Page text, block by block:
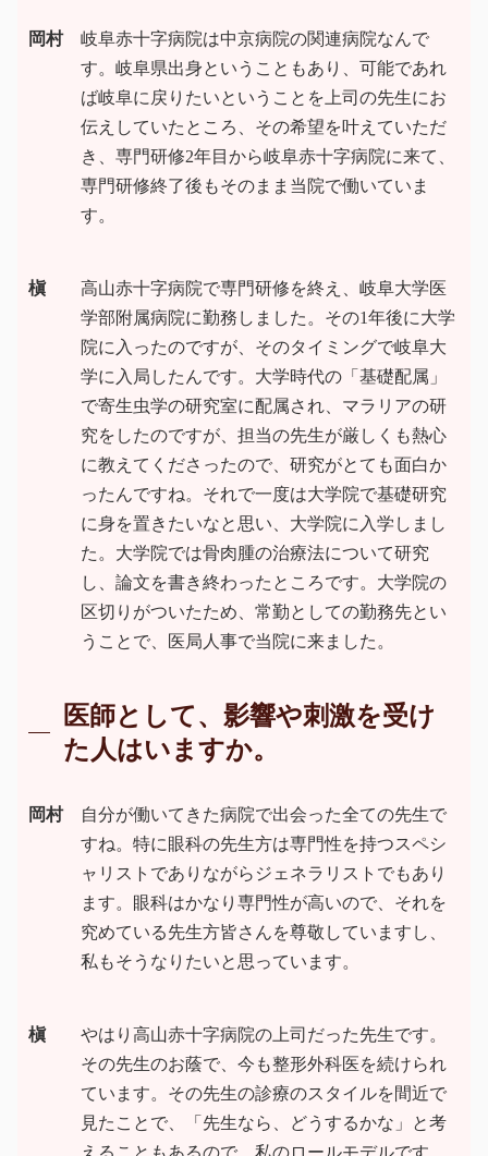
岡村
岐阜赤十字病院は中京病院の関連病院なんで
す。岐阜県出身ということもあり、可能であれ
ば岐阜に戻りたいということを上司の先生にお
伝えしていたところ、その希望を叶えていただ
き、専門研修2年目から岐阜赤十字病院に来て、
専門研修終了後もそのまま当院で働いていま
す。
槇
高山赤十字病院で専門研修を終え、岐阜大学医
学部附属病院に勤務しました。その1年後に大学
院に入ったのですが、そのタイミングで岐阜大
学に入局したんです。大学時代の「基礎配属」
で寄生虫学の研究室に配属され、マラリアの研
究をしたのですが、担当の先生が厳しくも熱心
に教えてくださったので、研究がとても面白か
ったんですね。それで一度は大学院で基礎研究
に身を置きたいなと思い、大学院に入学しまし
た。大学院では骨肉腫の治療法について研究
し、論文を書き終わったところです。大学院の
区切りがついたため、常勤としての勤務先とい
うことで、医局人事で当院に来ました。
医師として、影響や刺激を受け
た人はいますか。
岡村
自分が働いてきた病院で出会った全ての先生で
すね。特に眼科の先生方は専門性を持つスペシ
ャリストでありながらジェネラリストでもあり
ます。眼科はかなり専門性が高いので、それを
究めている先生方皆さんを尊敬していますし、
私もそうなりたいと思っています。
槇
やはり高山赤十字病院の上司だった先生です。
その先生のお蔭で、今も整形外科医を続けられ
ています。その先生の診療のスタイルを間近で
見たことで、「先生なら、どうするかな」と考
えることもあるので、私のロールモデルです